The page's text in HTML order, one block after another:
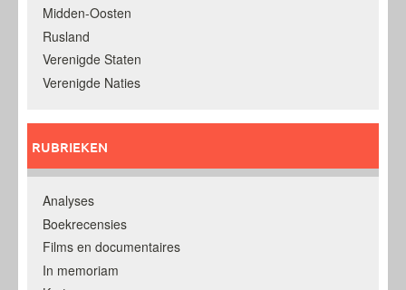
Midden-Oosten
Rusland
Verenigde Staten
Verenigde Naties
RUBRIEKEN
Analyses
Boekrecensies
Films en documentaires
In memoriam